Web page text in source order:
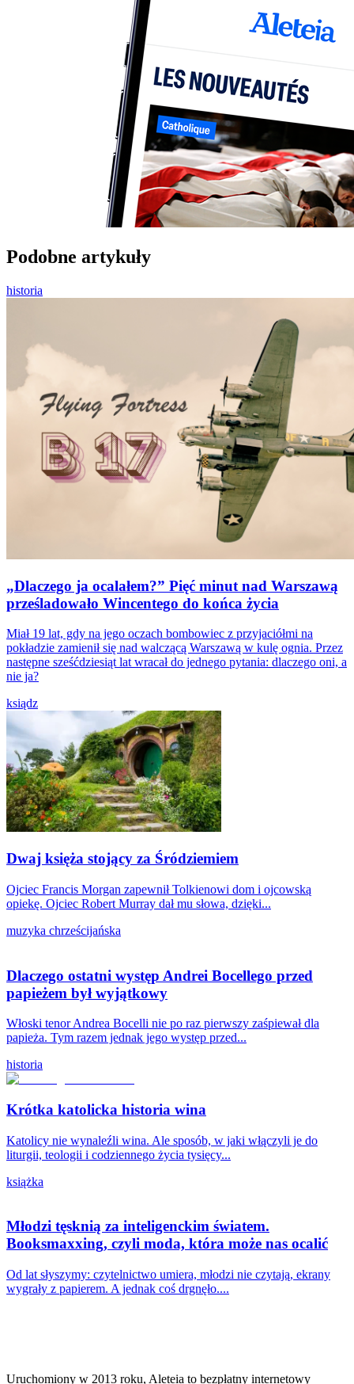
Podobne artykuły
historia
„Dlaczego ja ocalałem?” Pięć minut nad Warszawą
prześladowało Wincentego do końca życia
Miał 19 lat, gdy na jego oczach bombowiec z przyjaciółmi na
pokładzie zamienił się nad walczącą Warszawą w kulę ognia. Przez
następne sześćdziesiąt lat wracał do jednego pytania: dlaczego oni, a
nie ja?
ksiądz
Dwaj księża stojący za Śródziemiem
Ojciec Francis Morgan zapewnił Tolkienowi dom i ojcowską
opiekę. Ojciec Robert Murray dał mu słowa, dzięki...
muzyka chrześcijańska
Dlaczego ostatni występ Andrei Bocellego przed
papieżem był wyjątkowy
Włoski tenor Andrea Bocelli nie po raz pierwszy zaśpiewał dla
papieża. Tym razem jednak jego występ przed...
historia
Krótka katolicka historia wina
Katolicy nie wynaleźli wina. Ale sposób, w jaki włączyli je do
liturgii, teologii i codziennego życia tysięcy...
książka
Młodzi tęsknią za inteligenckim światem.
Booksmaxxing, czyli moda, która może nas ocalić
Od lat słyszymy: czytelnictwo umiera, młodzi nie czytają, ekrany
wygrały z papierem. A jednak coś drgnęło....
Uruchomiony w 2013 roku, Aleteia to bezpłatny internetowy